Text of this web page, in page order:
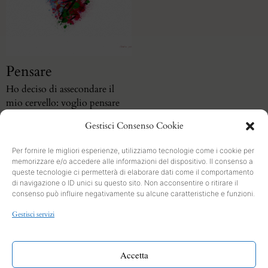
Gestisci Consenso Cookie
Per fornire le migliori esperienze, utilizziamo tecnologie come i cookie per
memorizzare e/o accedere alle informazioni del dispositivo. Il consenso a
queste tecnologie ci permetterà di elaborare dati come il comportamento
di navigazione o ID unici su questo sito. Non acconsentire o ritirare il
consenso può influire negativamente su alcune caratteristiche e funzioni.
Gestisci servizi
Accetta
Pensare
Ho deciso di assecondare il
mio cervello: voglio pensare
SEARCH